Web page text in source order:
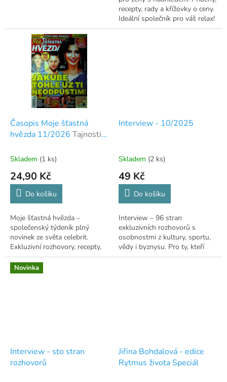
recepty, rady a křížovky o ceny.
Ideální společník pro váš relax!
☕
Časopis Moje šťastná
hvězda 11/2026 Tajnosti
Skladem (1 ks)
24,90 Kč
Do košíku
Moje šťastná hvězda –
společenský týdeník plný
novinek ze světa celebrit.
Exkluzivní rozhovory, recepty,
horoskopy i soutěže o ceny.
Interview - 10/2025
Skladem (2 ks)
49 Kč
Do košíku
Interview – 96 stran
exkluzivních rozhovorů s
osobnostmi z kultury, sportu,
vědy i byznysu. Pro ty, kteří
nezapomněli číst.
Novinka
Interview - sto stran
rozhovorů
Jiřina Bohdalová - edice
Rytmus života Speciál